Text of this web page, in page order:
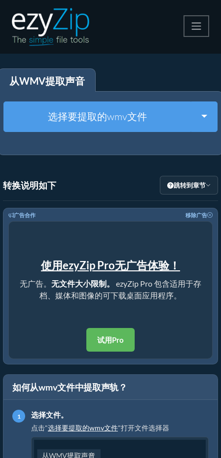
解压
其他工具
从WMV提取声音
选择要提取的wmv文件
转换说明如下 跳转到章节
广告合作 移除广告
使用ezyZip Pro无广告体验！
无广告。 无文件大小限制。
ezyZip Pro 包含适用于存
档、媒体和图像的可下载桌面应用程序。
试用Pro
如何从wmv文件中提取声轨？
选择文件。
点击"选择要提取的wmv文件"打开文件选择器